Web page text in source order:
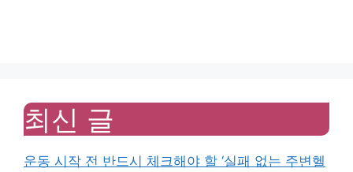
최신 글
운동 시작 전 반드시 체크해야 할 ‘실패 없는 주변헬